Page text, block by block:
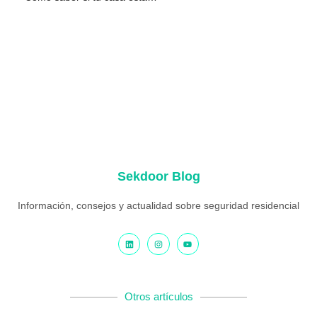
Sekdoor Blog
Información, consejos y actualidad sobre seguridad residencial
Otros artículos